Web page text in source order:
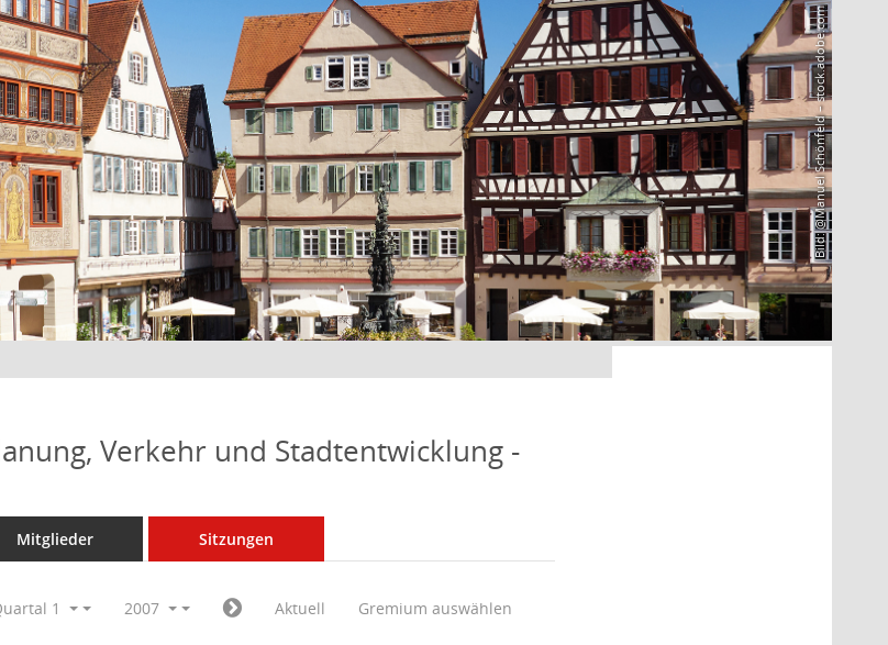
Bild: @Manuel Schönfeld – stock.adobe.com
Verkehr und Stadtentwicklung -
Mitglieder Sitzungen
1 2007 Aktuell Gremium auswählen